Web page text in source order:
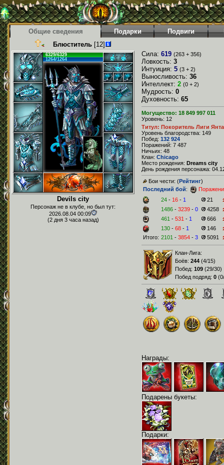
Общие сведения Подарки Подвиги
Блюститель [12]
6329/6329
1264/1264
Devils city
Персонаж не в клубе, но был тут:
2026.08.04 00:09
(2 дня 3 часа назад)
Сила: 619 (263 + 356)
Ловкость: 3
Интуиция: 5 (3 + 2)
Выносливость: 36
Интеллект: 2 (0 + 2)
Мудрость: 0
Духовность: 65
Могущество: 18 849 997 011
Уровень: 12
Титул: Покоритель Лиги
Уровень благородства: 149
Побед: 132 924
Поражений: 7 487
Ничьих: 48
Клан: Chicago
Место рождения: Dreams city
День рождения персонажа:
Бои чести: (Рейтинг)
Последний бой:
24 - 16 - 1
21
1486 - 3239 - 0
4258
461 - 531 - 1
666
130 - 68 - 1
146
Итого: 2101 - 3854 - 3 5091
Клан-Лига:
Боёв: 244 (4/15)
Побед: 109 (29/30)
Побед подряд: 0 (
Награды:
Подарены букеты:
Подарки: